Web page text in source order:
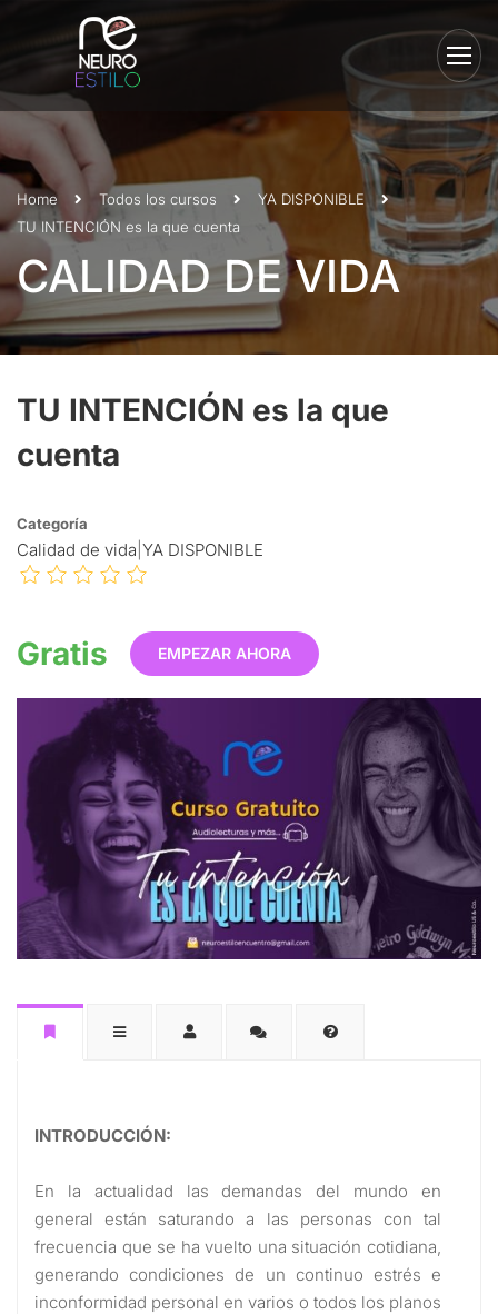
Home Todos los cursos
YA DISPONIBLE
TU INTENCIÓN es la que cuenta
CALIDAD DE VIDA
TU INTENCIÓN es la que
cuenta
Categoría
Calidad de vida YA DISPONIBLE
Gratis EMPEZAR AHORA
INTRODUCCIÓN:
En la actualidad las demandas del mundo en
general están saturando a las personas con tal
frecuencia que se ha vuelto una situación cotidiana,
generando condiciones de un continuo estrés e
inconformidad personal en varios o todos los planos